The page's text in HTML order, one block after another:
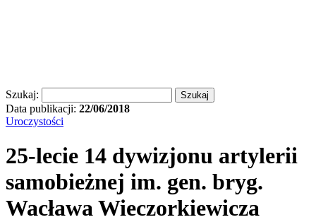
Szukaj:
Data publikacji: 22/06/2018
Uroczystości
25-lecie 14 dywizjonu artylerii
samobieżnej im. gen. bryg.
Wacława Wieczorkiewicza